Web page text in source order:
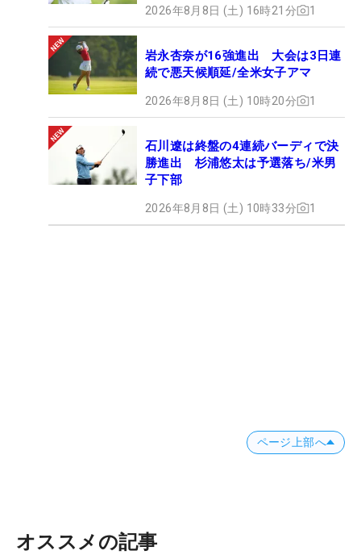
2026年8月8日 (土) 16時21分 1
岩永杏奈が16強進出 大会は3日連
続で悪天候順延/全米女子アマ
2026年8月8日 (土) 10時20分 1
石川遼は終盤の4連続バーディで決
勝進出 杉浦悠太は予選落ち/米男
子下部
2026年8月8日 (土) 10時33分 1
ページ上部へ
オススメの記事